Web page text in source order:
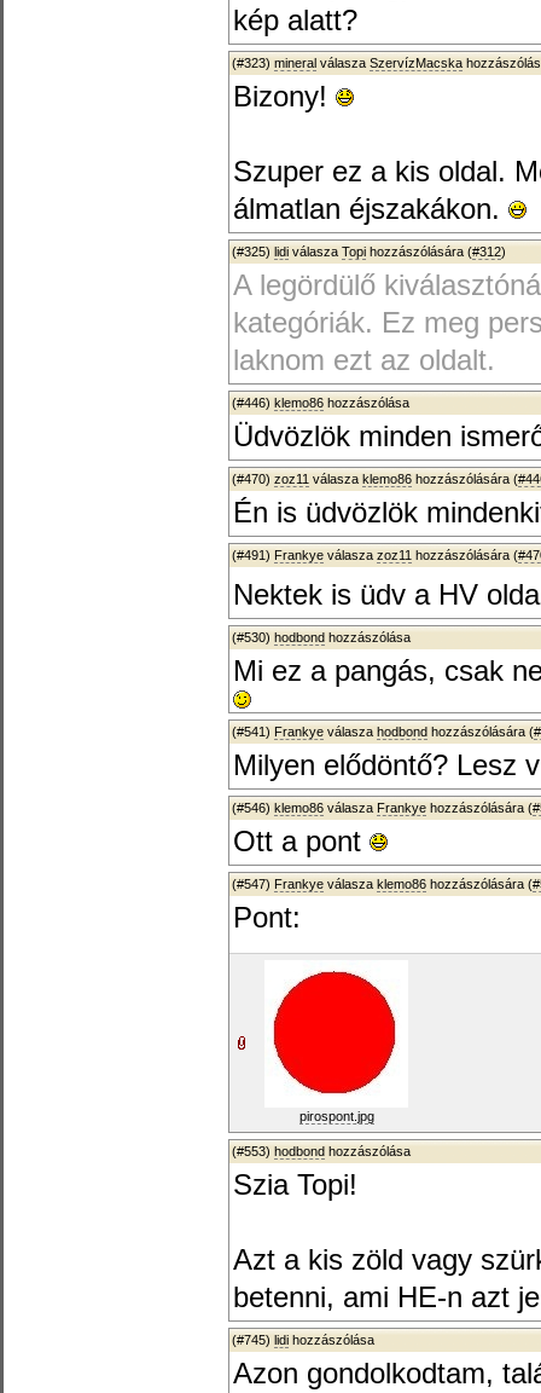
kép alatt?
(#323) mineral válasza SzervízMacska
Bizony!
Szuper ez a kis oldal.
álmatlan éjszakákon.
(#325) lidi válasza Topi hozzászólására (#312)
A legördülő
kategóriák. Ez meg
laknom ezt az oldalt.
(#446) klemo86 hozzászólása
Üdvözlök minden
(#470) zoz11 válasza klemo86 hozzászólására (
Én is üdvözlök
(#491) Frankye válasza zoz11 hozzászólására (
Nektek is üdv a HV
(#530) hodbond hozzászólása
Mi ez a pangás, csak
(#541) Frankye válasza hodbond hozzászólására (
Milyen elődöntő? Lesz
(#546) klemo86 válasza Frankye hozzászólására (
Ott a pont
(#547) Frankye válasza klemo86 hozzászólására (
Pont:
pirospont.jpg
(#553) hodbond hozzászólása
Szia Topi!
Azt a kis zöld vagy
betenni, ami HE-n azt
(#745) lidi hozzászólása
Azon gondolkodtam,